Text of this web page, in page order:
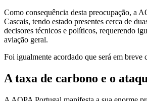
Como consequência desta preocupação, a
Cascais, tendo estado presentes cerca de
decisores técnicos e políticos, requerendo
aviação geral.
Foi igualmente acordado que será em breve
A taxa de carbono e o